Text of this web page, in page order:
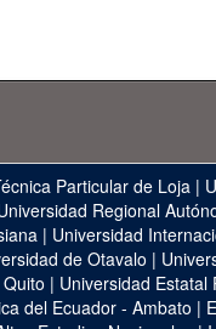
Particular de Loja |
Regional
| Universidad
de Otavalo |
| Universidad Estatal
del Ecuador - Ambato |